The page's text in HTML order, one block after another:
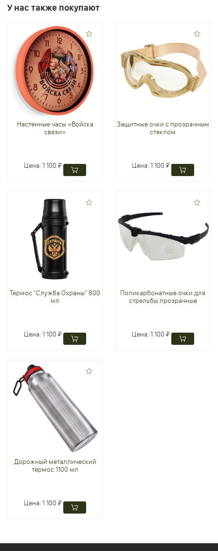
У нас также покупают
Настенные часы «Войска
связи»
Цена:1 100 ₽
Защитные очки с прозрачным
стеклом
Цена:1 100 ₽
Термос "Служба Охраны" 800
мл
Цена:1 100 ₽
Поликарбонатные очки для
стрельбы прозрачные
Цена:1 100 ₽
Дорожный металлический
термос 1100 мл
Цена:1 100 ₽